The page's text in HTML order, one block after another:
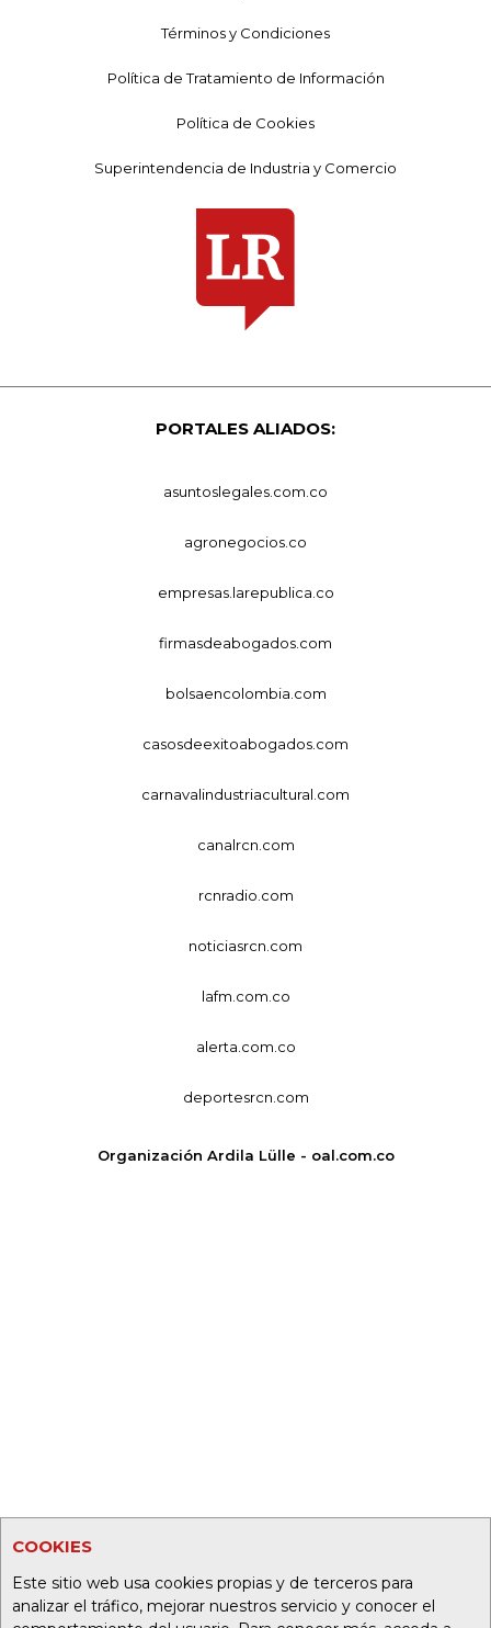
COOKIES
Este sitio web usa cookies propias y de terceros para
analizar el tráfico, mejorar nuestros servicio y conocer el
Términos y Condiciones
Política de Tratamiento de Información
Política de Cookies
Superintendencia de Industria y Comercio
PORTALES ALIADOS:
asuntoslegales.com.co
agronegocios.co
empresas.larepublica.co
firmasdeabogados.com
bolsaencolombia.com
casosdeexitoabogados.com
carnavalindustriacultural.com
canalrcn.com
rcnradio.com
noticiasrcn.com
lafm.com.co
alerta.com.co
deportesrcn.com
Organización Ardila Lülle - oal.com.co